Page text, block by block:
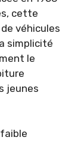
cette
véhicules
simplicité
le
jeunes